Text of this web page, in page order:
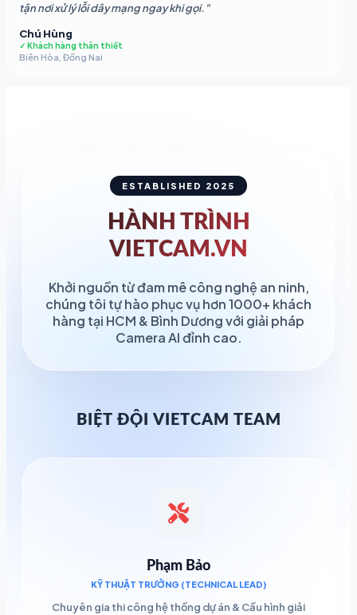
tận nơi xử lý lỗi dây mạng ngay khi gọi."
Chú Hùng
✓ Khách hàng thân thiết
Biên Hòa, Đồng Nai
ESTABLISHED 2025
HÀNH TRÌNH
VIETCAM.VN
Khởi nguồn từ đam mê công nghệ an ninh,
chúng tôi tự hào phục vụ hơn 1000+ khách
hàng tại HCM & Bình Dương với giải pháp
Camera AI đỉnh cao.
BIỆT ĐỘI VIETCAM TEAM
Phạm Bảo
KỸ THUẬT TRƯỞNG (TECHNICAL LEAD)
Chuyên gia thi công hệ thống dự án & Cấu hình giải